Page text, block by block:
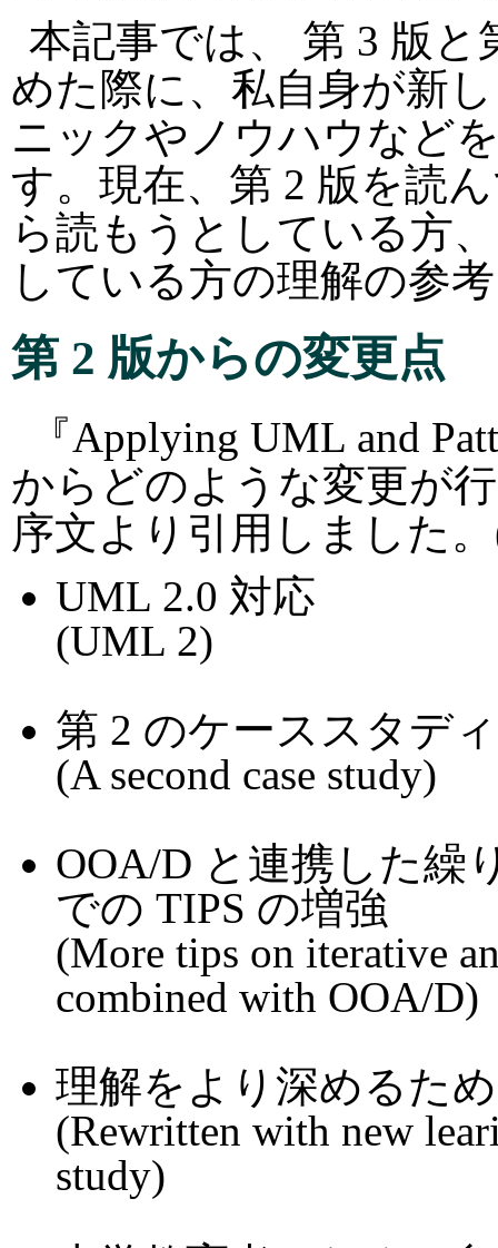
本記事では、 第 3 版
めた際に、私自身が新
ニックやノウハウなど
す。現在、第 2 版を読
ら読もうとしている方
している方の理解の参
第 2 版からの変更点
『Applying UML and
からどのような変更が
序文より引用しました
UML 2.0 対応
(UML 2)
第 2 のケーススタデ
(A second case study)
OOA/D と連携した繰
での TIPS の増強
(More tips on iterative
combined with OOA/D)
理解をより深めるた
(Rewritten with new
study)